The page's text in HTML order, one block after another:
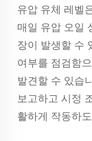
유압 유체 레벨
매일 유압 오일
장이 발생할 수
여부를 점검함
발견할 수 있습
보고하고 시정
활하게 작동하